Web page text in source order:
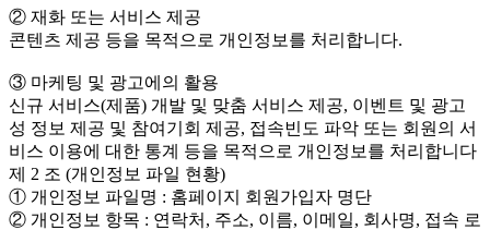
② 재화 또는 서비스 제공
콘텐츠 제공 등을 목적으로 개인정보를 처리합니다.
③ 마케팅 및 광고에의 활용
신규 서비스(제품) 개발 및 맞춤 서비스 제공, 이벤트 및 광고
성 정보 제공 및 참여기회 제공, 접속빈도 파악 또는 회원의 서
비스 이용에 대한 통계 등을 목적으로 개인정보를 처리합니다
제 2 조 (개인정보 파일 현황)
① 개인정보 파일명 : 홈페이지 회원가입자 명단
② 개인정보 항목 : 연락처, 주소, 이름, 이메일, 회사명, 접속 로